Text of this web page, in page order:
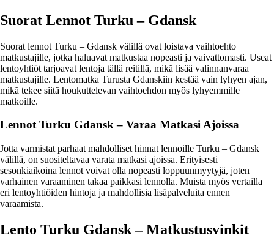
Suorat Lennot Turku – Gdansk
Suorat lennot Turku – Gdansk välillä ovat loistava vaihtoehto
matkustajille, jotka haluavat matkustaa nopeasti ja vaivattomasti. Useat
lentoyhtiöt tarjoavat lentoja tällä reitillä, mikä lisää valinnanvaraa
matkustajille. Lentomatka Turusta Gdanskiin kestää vain lyhyen ajan,
mikä tekee siitä houkuttelevan vaihtoehdon myös lyhyemmille
matkoille.
Lennot Turku Gdansk – Varaa Matkasi Ajoissa
Jotta varmistat parhaat mahdolliset hinnat lennoille Turku – Gdansk
välillä, on suositeltavaa varata matkasi ajoissa. Erityisesti
sesonkiaikoina lennot voivat olla nopeasti loppuunmyytyjä, joten
varhainen varaaminen takaa paikkasi lennolla. Muista myös vertailla
eri lentoyhtiöiden hintoja ja mahdollisia lisäpalveluita ennen
varaamista.
Lento Turku Gdansk – Matkustusvinkit